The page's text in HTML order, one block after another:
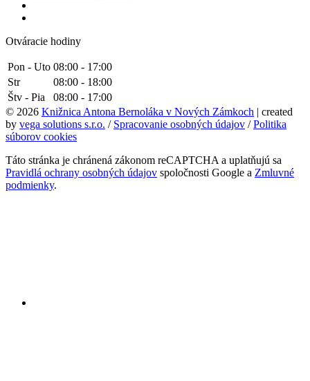
Otváracie hodiny
Pon - Uto 08:00 - 17:00
Str
08:00 - 18:00
Štv - Pia
08:00 - 17:00
© 2026 Knižnica Antona Bernoláka v Nových Zámkoch | created
by vega solutions s.r.o. / Spracovanie osobných údajov /Politika
súborov cookies
Táto stránka je chránená zákonom reCAPTCHA a uplatňujú sa
Pravidlá ochrany osobných údajov spoločnosti Google a Zmluvné
podmienky.